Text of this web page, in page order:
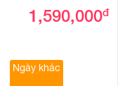
1,590,000đ
Ngày khác